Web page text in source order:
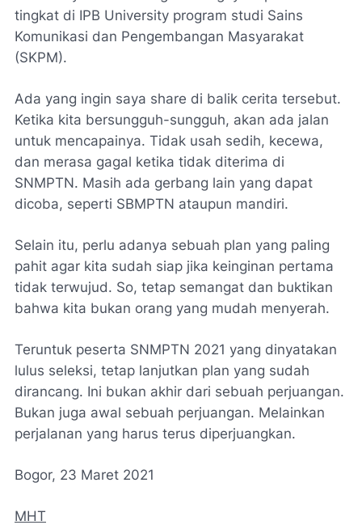
tingkat di IPB University program studi Sains
Komunikasi dan Pengembangan Masyarakat
(SKPM).
Ada yang ingin saya share di balik cerita tersebut.
Ketika kita bersungguh-sungguh, akan ada jalan
untuk mencapainya. Tidak usah sedih, kecewa,
dan merasa gagal ketika tidak diterima di
SNMPTN. Masih ada gerbang lain yang dapat
dicoba, seperti SBMPTN ataupun mandiri.
Selain itu, perlu adanya sebuah plan yang paling
pahit agar kita sudah siap jika keinginan pertama
tidak terwujud. So, tetap semangat dan buktikan
bahwa kita bukan orang yang mudah menyerah.
Teruntuk peserta SNMPTN 2021 yang dinyatakan
lulus seleksi, tetap lanjutkan plan yang sudah
dirancang. Ini bukan akhir dari sebuah perjuangan.
Bukan juga awal sebuah perjuangan. Melainkan
perjalanan yang harus terus diperjuangkan.
Bogor, 23 Maret 2021
MHT